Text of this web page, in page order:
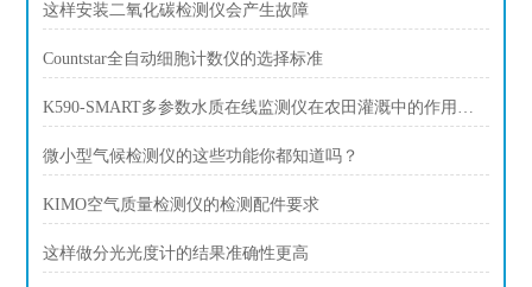
这样安装二氧化碳检测仪会产生故障
Countstar全自动细胞计数仪的选择标准
K590-SMART多参数水质在线监测仪在农田灌溉中的作用和意义
微小型气候检测仪的这些功能你都知道吗？
KIMO空气质量检测仪的检测配件要求
这样做分光光度计的结果准确性更高